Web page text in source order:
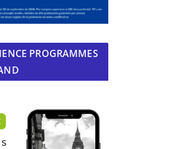
PROGRAMMES